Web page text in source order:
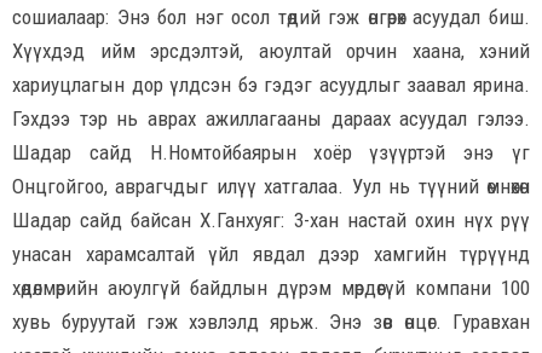
сошиалаар: Энэ бол нэг осол төдий гэж өнгөрөх асуудал биш.
Хүүхдэд ийм эрсдэлтэй, аюултай орчин хаана, хэний
хариуцлагын дор үлдсэн бэ гэдэг асуудлыг заавал ярина.
Гэхдээ тэр нь аврах ажиллагааны дараах асуудал гэлээ.
Шадар сайд Н.Номтойбаярын хоёр үзүүртэй энэ үг
Онцгойгоо, аврагчдыг илүү хатгалаа. Уул нь түүний өмнөхөн
Шадар сайд байсан Х.Ганхуяг: 3-хан настай охин нүх рүү
унасан харамсалтай үйл явдал дээр хамгийн түрүүнд
хөдөлмөрийн аюулгүй байдлын дүрэм мөрдөөгүй компани 100
хувь буруутай гэж хэвлэлд ярьж. Энэ зөв өнцөг. Гуравхан